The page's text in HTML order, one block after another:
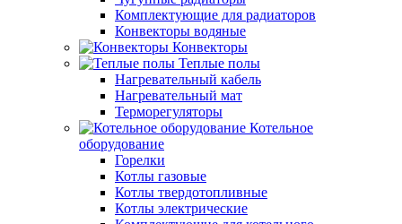
Комплектующие для радиаторов
Конвекторы водяные
Конвекторы
Теплые полы
Нагревательный кабель
Нагревательный мат
Терморегуляторы
Котельное
оборудование
Горелки
Котлы газовые
Котлы твердотопливные
Котлы электрические